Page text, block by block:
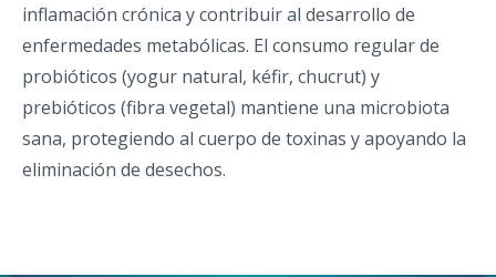
inflamación crónica y contribuir al desarrollo de
enfermedades metabólicas. El consumo regular de
probióticos (yogur natural, kéfir, chucrut) y
prebióticos (fibra vegetal) mantiene una microbiota
sana, protegiendo al cuerpo de toxinas y apoyando la
eliminación de desechos.